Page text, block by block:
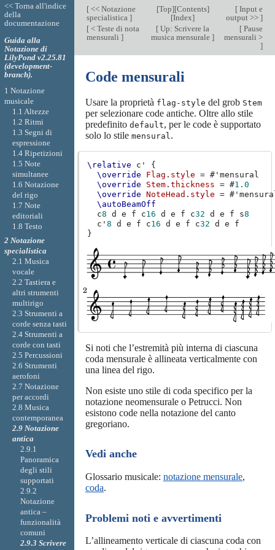
[<< Notazione
specialistica ]
[Top][Contents]
[Index]
[Input e
output >> ]
[< Teste di nota
mensurali ]
[ Up: Scrivere la
musica mensurale]
[Pause
mensurali >
]
Code mensurali
Usare la proprietà flag-style del grob Stem
per selezionare code antiche. Oltre allo stile
predefinito default, per le code è supportato
solo lo stile mensural.
\relative c'
{
\override
Flag . style = #'mensural
\override
Stem. thickness = #1.0
\override NoteHead . style = #
\autoBeamOff
c8 d e f c16 d e f c32 d e f s8
c' 8 d e f c16 d e f c32 d e
f
}
Si noti che l’estremità più interna di ciascuna
coda mensurale è allineata verticalmente con
una linea del rigo.
Non esiste uno stile di coda specifico per la
notazione neomensurale o Petrucci. Non
esistono code nella notazione del canto
gregoriano.
Vedi anche
Glossario musicale: notazione mensurale,
coda.
Problemi noti e avvertimenti
L’allineamento verticale di ciascuna coda con
<< Torna all'indice
della
documentazione
Guida alla
Notazione di
LilyPond v2.25.81
(development-
branch).
1 Notazione
musicale
1.1 Altezze
1.2 Ritmi
1.3 Segni di
espressione
1.4 Ripetizioni
1.5 Note
simultanee
1.6 Notazione
del rigo
1.7 Note
editoriali
1.8 Testo
2 Notazione
specialistica
2.1 Musica
vocale
2.2 Tastiera e
altri strumenti
multirigo
2.3 Strumenti a
corde senza tasti
2.4 Strumenti a
corde con tasti
2.5 Percussioni
2.6 Strumenti
aerofoni
2.7 Notazione
per accordi
2.8 Musica
contemporanea
2.9 Notazione
antica
2.9.1
Panoramica
degli stili
supportati
2.9.2
Notazione
antica –
funzionalità
comuni
2.9.3 Scrivere